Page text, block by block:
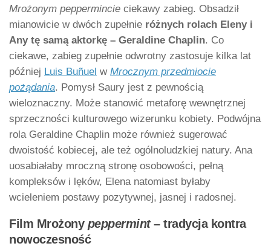
Mrożonym peppermincie ciekawy zabieg. Obsadził
mianowicie w dwóch zupełnie różnych rolach Eleny i
Any tę samą aktorkę – Geraldine Chaplin. Co
ciekawe, zabieg zupełnie odwrotny zastosuje kilka lat
później Luis Buñuel w Mrocznym przedmiocie
pożądania. Pomysł Saury jest z pewnością
wieloznaczny. Może stanowić metaforę wewnętrznej
sprzeczności kulturowego wizerunku kobiety. Podwójna
rola Geraldine Chaplin może również sugerować
dwoistość kobiecej, ale też ogólnoludzkiej natury. Ana
uosabiałaby mroczną stronę osobowości, pełną
kompleksów i lęków, Elena natomiast byłaby
wcieleniem postawy pozytywnej, jasnej i radosnej.
Film Mrożonypeppermint– tradycja kontra
nowoczesność